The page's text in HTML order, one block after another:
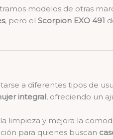
modelos de otras
, pero el Scorpion EXO 491
a diferentes tipos de
integral, ofreciendo un
limpieza y mejora la
para quienes buscan